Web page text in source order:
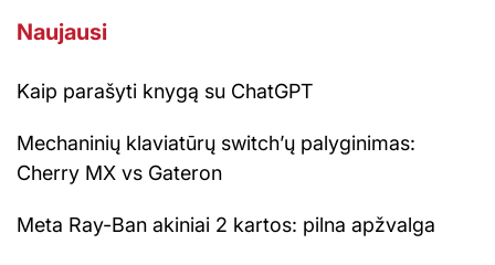
Naujausi
Kaip parašyti knygą su ChatGPT
Mechaninių klaviatūrų switch’ų palyginimas:
Cherry MX vs Gateron
Meta Ray-Ban akiniai 2 kartos: pilna apžvalga